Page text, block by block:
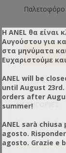
Παλετοφόρο
ΚΑΤΗΓΟΡΊΕΣ
Για το
Για το
Η ANEL θα είναι
Αυγούστου για
στα μηνύματα
Ευχαριστούμε
ANEL will be
until August
orders after
summer!
ANEL sarà
agosto.
agosto. Grazie e